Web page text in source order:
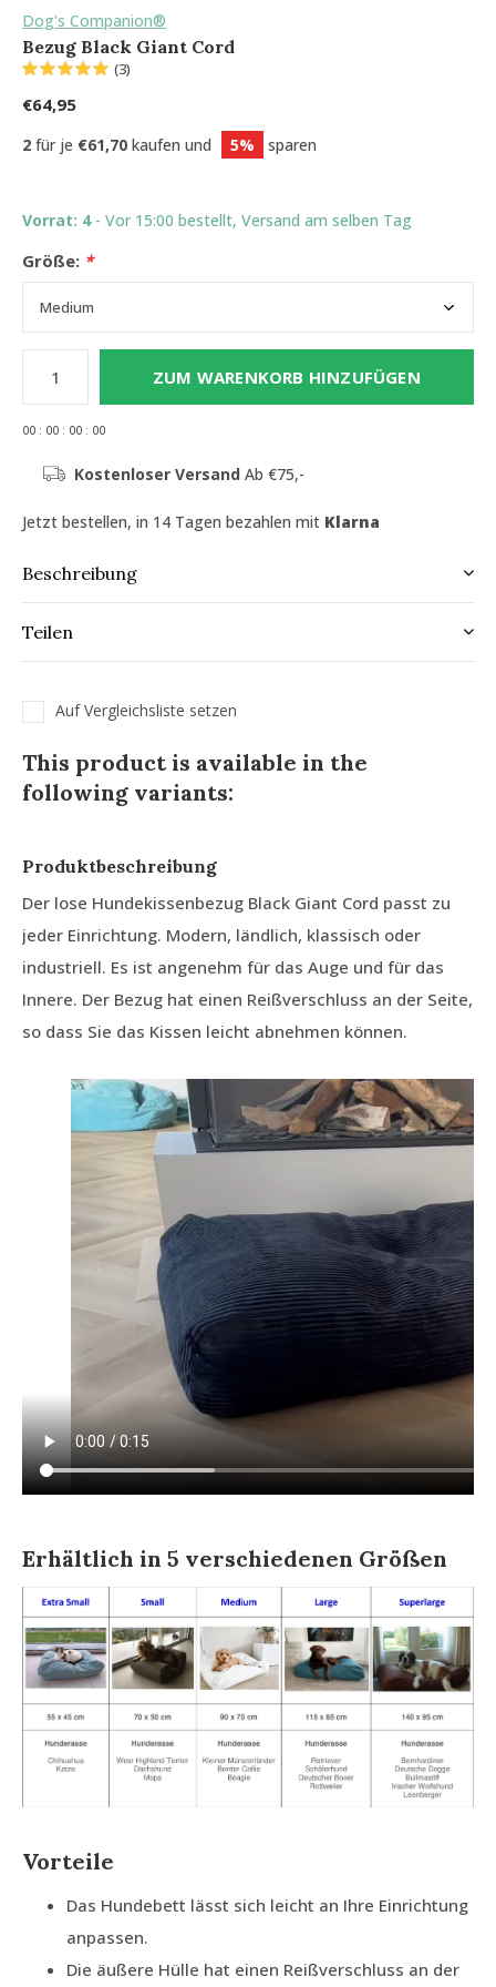
Dog's Companion®
Bezug Black Giant Cord
(3)
€64,95
2 für je €61,70 kaufen und 5% sparen
Vorrat: 4 - Vor 15:00 bestellt, Versand am selben Tag
Größe: *
ZUM WARENKORB HINZUFÜGEN
00 : 00 : 00 : 00
Kostenloser Versand Ab €75,-
Jetzt bestellen, in 14 Tagen bezahlen mit Klarna
Beschreibung
Teilen
Auf Vergleichsliste setzen
This product is available in the
following variants:
Produktbeschreibung
Der lose Hundekissenbezug Black Giant Cord passt zu
jeder Einrichtung. Modern, ländlich, klassisch oder
industriell. Es ist angenehm für das Auge und für das
Innere. Der Bezug hat einen Reißverschluss an der Seite,
so dass Sie das Kissen leicht abnehmen können.
Erhältlich in 5 verschiedenen Größen
Vorteile
Das Hundebett lässt sich leicht an Ihre Einrichtung
anpassen.
Die äußere Hülle hat einen Reißverschluss an der